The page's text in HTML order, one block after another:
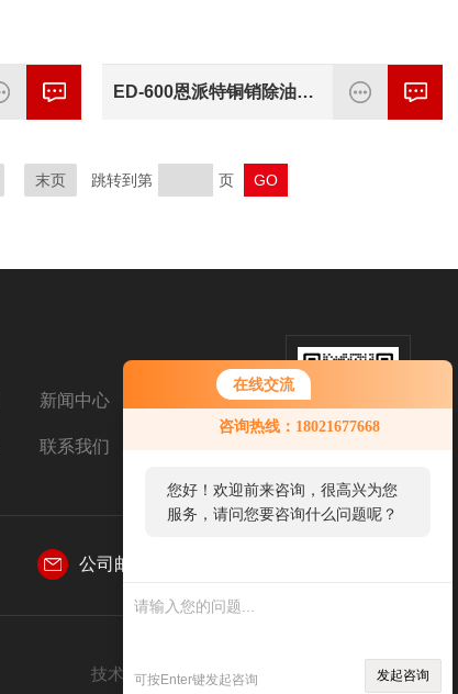
在线交流
咨询热线：18021677668
您好！欢迎前来咨询，很高兴为您
服务，请问您要咨询什么问题呢？
了需求产品，您可以直接在线与我
联系！
可按Enter键发起咨询 发起咨询
ED-600恩派特铜销除油机 PLC控制甩油率高
末页 跳转到第 页
新闻中心
联系我们
公司邮箱：
技术支持：环保在线 sitemap.xml